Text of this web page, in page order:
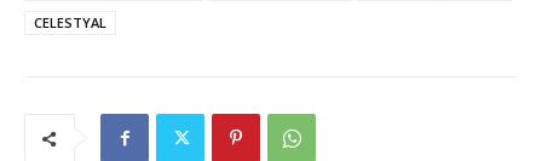
CELESTYAL